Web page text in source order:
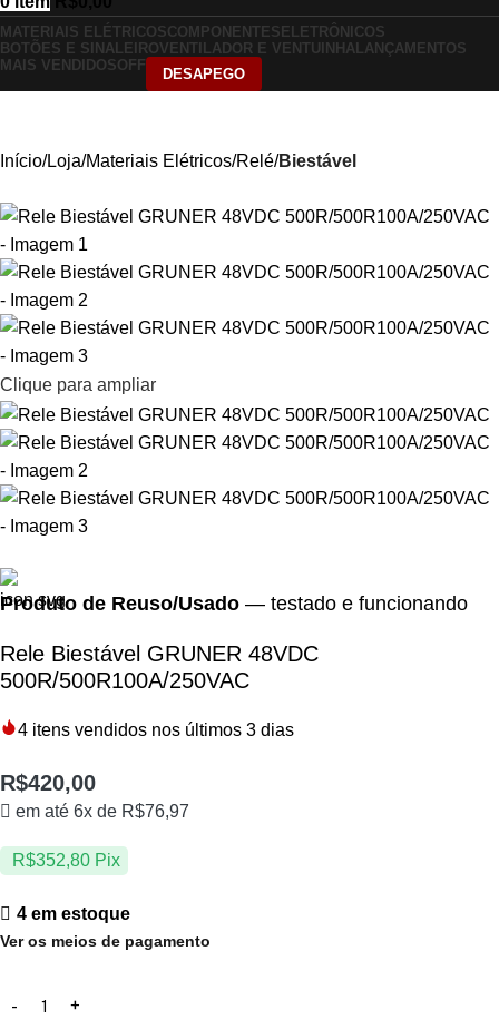
MATERIAIS ELÉTRICOSCOMPONENTES ELETRÔNICOS
BOTÕES E SINALEIROVENTILADOR E VENTUINHA LANÇAMENTOS
MAIS VENDIDOSOFF
DESAPEGO
Início Loja Materiais Elétricos Relé Biestável
Clique para ampliar
Produto de Reuso/Usado — testado e funcionando
Rele Biestável GRUNER 48VDC
500R/500R100A/250VAC
4 itens vendidos nos últimos 3 dias
R$420,00
em até 6x de R$76,97
R$352,80 Pix
4 em estoque
Ver os meios de pagamento